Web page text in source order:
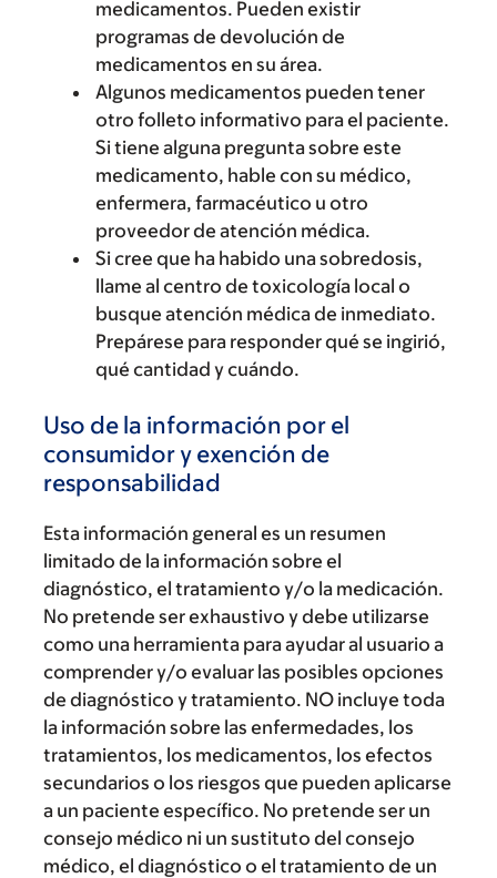
medicamentos. Pueden existir
programas de devolución de
medicamentos en su área.
Algunos medicamentos pueden tener
otro folleto informativo para el paciente.
Si tiene alguna pregunta sobre este
medicamento, hable con su médico,
enfermera, farmacéutico u otro
proveedor de atención médica.
Si cree que ha habido una sobredosis,
llame al centro de toxicología local o
busque atención médica de inmediato.
Prepárese para responder qué se ingirió,
qué cantidad y cuándo.
Uso de la información por el
consumidor y exención de
responsabilidad
Esta información general es un resumen
limitado de la información sobre el
diagnóstico, el tratamiento y/o la medicación.
No pretende ser exhaustivo y debe utilizarse
como una herramienta para ayudar al usuario a
comprender y/o evaluar las posibles opciones
de diagnóstico y tratamiento. NO incluye toda
la información sobre las enfermedades, los
tratamientos, los medicamentos, los efectos
secundarios o los riesgos que pueden aplicarse
a un paciente específico. No pretende ser un
consejo médico ni un sustituto del consejo
médico, el diagnóstico o el tratamiento de un